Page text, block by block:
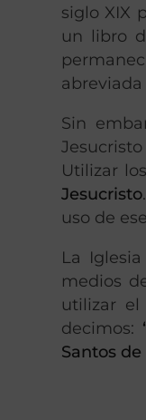
siglo XIX
un libro
abreviada
Sin
Utilizar
Jesucristo
uso de
La
medios
utilizar el
decimos:
Santos de